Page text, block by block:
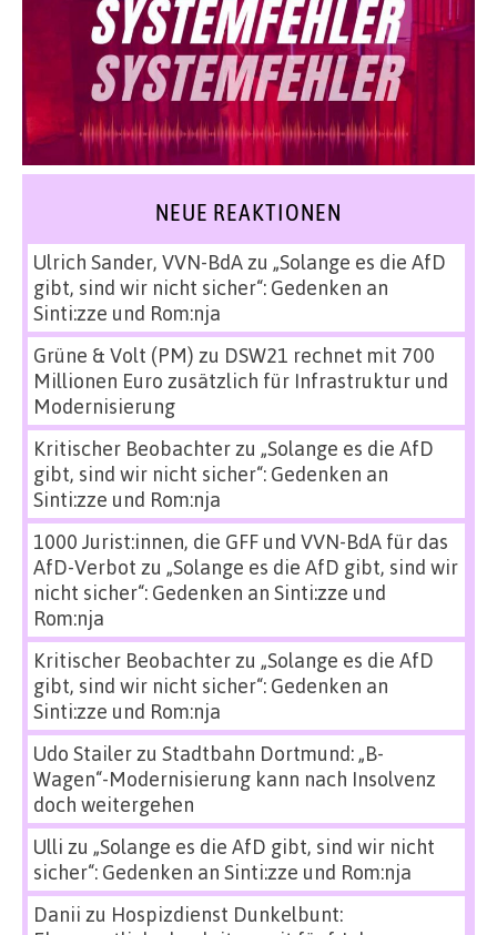
NEUE REAKTIONEN
Ulrich Sander, VVN-BdAzu „Solange es die AfD
gibt, sind wir nicht sicher“: Gedenken an
Sinti:zze und Rom:nja
Grüne & Volt (PM) zu DSW21 rechnet mit 700
Millionen Euro zusätzlich für Infrastruktur und
Modernisierung
Kritischer Beobachterzu „Solange es die AfD
gibt, sind wir nicht sicher“: Gedenken an
Sinti:zze und Rom:nja
1000 Jurist:innen, die GFF und VVN-BdA für das
AfD-Verbot zu „Solange es die AfD gibt, sind wir
nicht sicher“: Gedenken an Sinti:zze und
Rom:nja
Kritischer Beobachterzu „Solange es die AfD
gibt, sind wir nicht sicher“: Gedenken an
Sinti:zze und Rom:nja
Udo Stailerzu Stadtbahn Dortmund: „B-
Wagen“-Modernisierung kann nach Insolvenz
doch weitergehen
Ulli zu „Solange es die AfD gibt, sind wir nicht
sicher“: Gedenken an Sinti:zze und Rom:nja
Danii zu Hospizdienst Dunkelbunt: